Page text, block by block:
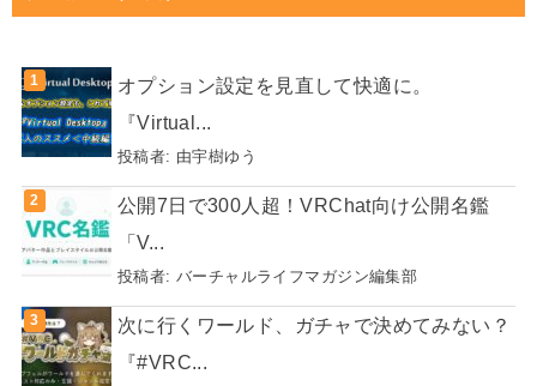
オプション設定を見直して快適に。
『Virtual...
投稿者: 由宇樹ゆう
公開7日で300人超！VRChat向け公開名鑑
「V...
投稿者: バーチャルライフマガジン編集部
次に行くワールド、ガチャで決めてみない？
『#VRC...